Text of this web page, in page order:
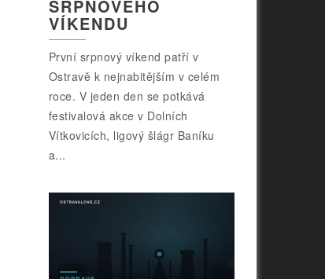
SRPNOVÉHO
VÍKENDU
První srpnový víkend patří v
Ostravě k nejnabitějším v celém
roce. V jeden den se potkává
festivalová akce v Dolních
Vítkovicích, ligový šlágr Baníku
a...